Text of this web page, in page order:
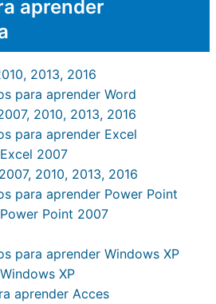
aprender
2013, 2016
para aprender Word
2010, 2013, 2016
para aprender Excel
2007
2010, 2013, 2016
para aprender Power Point
Point 2007
para aprender Windows XP
XP
aprender Acces